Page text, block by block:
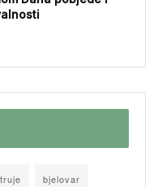
bjelovar